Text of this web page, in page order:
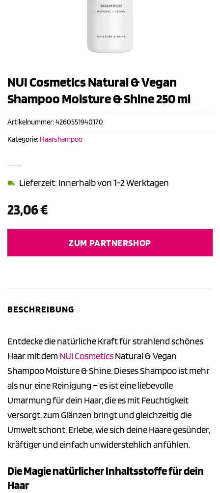
NUI Cosmetics Natural & Vegan
Shampoo Moisture & Shine 250 ml
23,06€
Lieferzeit: Innerhalb von 1-2 Werktagen
ZUM PARTNERSHOP
Artikelnummer: 4260551940170
Kategorie: Haarshampoo
BESCHREIBUNG
Entdecke die natürliche Kraft für strahlend schönes
Haar mit dem NUI CosmeticsNatural & Vegan
Shampoo Moisture & Shine. Dieses Shampoo ist mehr
als nur eine Reinigung – es ist eine liebevolle
Umarmung für dein Haar, die es mit Feuchtigkeit
versorgt, zum Glänzen bringt und gleichzeitig die
Umwelt schont. Erlebe, wie sich deine Haare gesünder,
kräftiger und einfach unwiderstehlich anfühlen.
Die Magie natürlicher Inhaltsstoffe für dein
Haar